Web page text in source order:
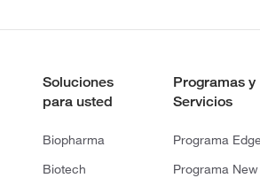
Soluciones
para usted
Biopharma
Biotech
Programas y
Servicios
Programa Edge
Programa New